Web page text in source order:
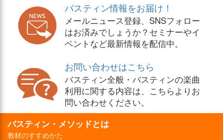
バスティン情報をお届け！
メールニュース登録、SNSフォロー
はお済みでしょうか？セミナーやイ
ベントなど最新情報を配信中。
お問い合わせはこちら
バスティン全般・バスティンの楽曲
利用に関する内容は、こちらよりお
問い合わせください。
バスティン・メソッドとは
教材のすすめかた